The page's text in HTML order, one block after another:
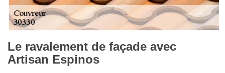
Le ravalement de façade avec
Artisan Espinos